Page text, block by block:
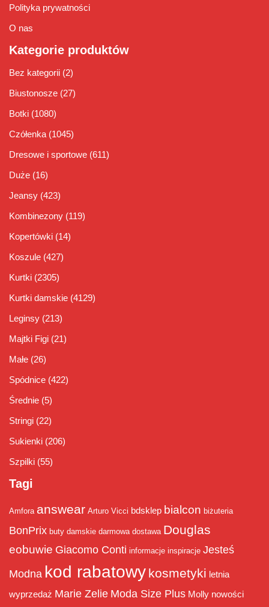
Polityka prywatności
O nas
Kategorie produktów
Bez kategorii (2)
Biustonosze (27)
Botki (1080)
Czółenka (1045)
Dresowe i sportowe (611)
Duże (16)
Jeansy (423)
Kombinezony (119)
Kopertówki (14)
Koszule (427)
Kurtki (2305)
Kurtki damskie (4129)
Leginsy (213)
Majtki Figi (21)
Małe (26)
Spódnice (422)
Średnie (5)
Stringi (22)
Sukienki (206)
Szpilki (55)
Tagi
Amfora answear Arturo Vicci bdsklep bialcon biżuteria
BonPrix buty damskie darmowa dostawa Douglas
eobuwie Giacomo Conti informacje inspiracje Jesteś
Modna kod rabatowy kosmetyki letnia
wyprzedaż Marie Zelie Moda Size Plus Molly nowości